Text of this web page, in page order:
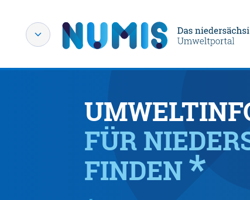
FÜR
FINDEN